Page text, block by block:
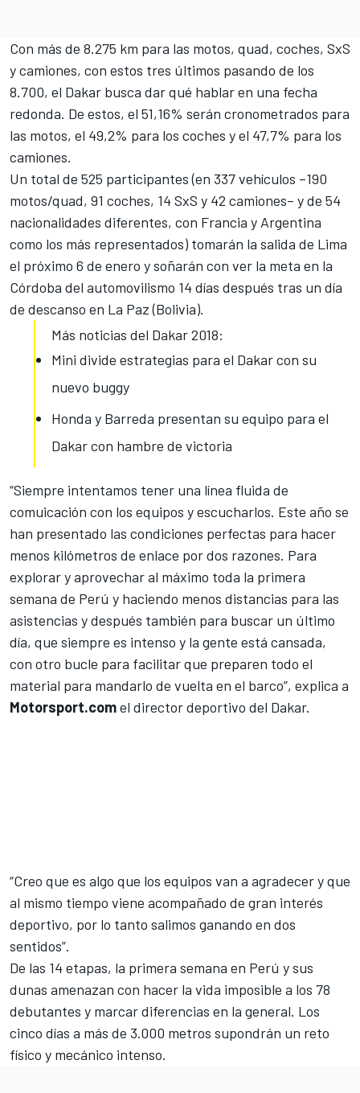
Con más de 8.275 km para las motos, quad, coches, SxS
y camiones, con estos tres últimos pasando de los
8.700, el Dakar busca dar qué hablar en una fecha
redonda. De estos, el 51,16% serán cronometrados para
las motos, el 49,2% para los coches y el 47,7% para los
camiones.
Un total de 525 participantes (en 337 vehículos –190
motos/quad, 91 coches, 14 SxS y 42 camiones– y de 54
nacionalidades diferentes, con Francia y Argentina
como los más representados) tomarán la salida de Lima
el próximo 6 de enero y soñarán con ver la meta en la
Córdoba del automovilismo 14 días después tras un día
de descanso en La Paz (Bolivia).
Más noticias del Dakar 2018:
Mini divide estrategias para el Dakar con su
nuevo buggy
Honda y Barreda presentan su equipo para el
Dakar con hambre de victoria
“Siempre intentamos tener una línea fluida de
comuicación con los equipos y escucharlos. Este año se
han presentado las condiciones perfectas para hacer
menos kilómetros de enlace por dos razones. Para
explorar y aprovechar al máximo toda la primera
semana de Perú y haciendo menos distancias para las
asistencias y después también para buscar un último
día, que siempre es intenso y la gente está cansada,
con otro bucle para facilitar que preparen todo el
material para mandarlo de vuelta en el barco”, explica a
Motorsport.comel director deportivo del Dakar.
“Creo que es algo que los equipos van a agradecer y que
al mismo tiempo viene acompañado de gran interés
deportivo, por lo tanto salimos ganando en dos
sentidos”.
De las 14 etapas, la primera semana en Perú y sus
dunas amenazan con hacer la vida imposible a los 78
debutantes y marcar diferencias en la general. Los
cinco días a más de 3.000 metros supondrán un reto
físico y mecánico intenso.